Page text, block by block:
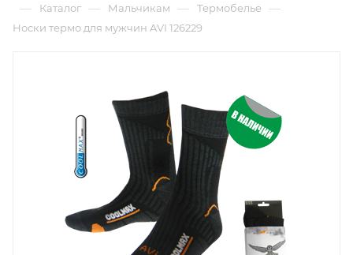
— Каталог — Мальчикам — Термобелье —
Носки термо для мужчин AVI 126229